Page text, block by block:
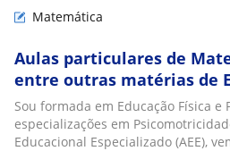
Matemática
Aulas particulares de
entre outras matérias de
Fundamental e Médio
Sou formada em Educação Física e
especializações em
Educacional Especializado (AEE),